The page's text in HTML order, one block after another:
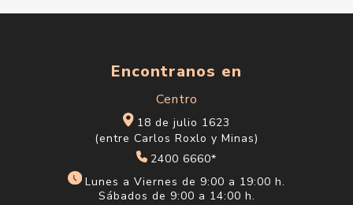
Encontranos en
Centro
18 de julio 1623
(entre Carlos Roxlo y Minas)
2400 6660*
Lunes a Viernes de 9:00 a 19:00 h.
Sábados de 9:00 a 14:00 h.